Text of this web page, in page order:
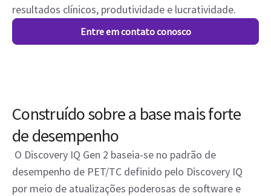
resultados clínicos, produtividade e lucratividade.
Entre em contato conosco
Construído sobre a base mais forte
de desempenho
O Discovery IQ Gen 2 baseia-se no padrão de
desempenho de PET/TC definido pelo Discovery IQ
por meio de atualizações poderosas de software e